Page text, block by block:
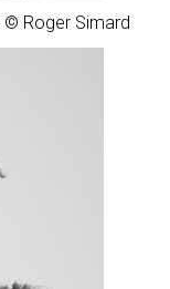
© Roger Simard